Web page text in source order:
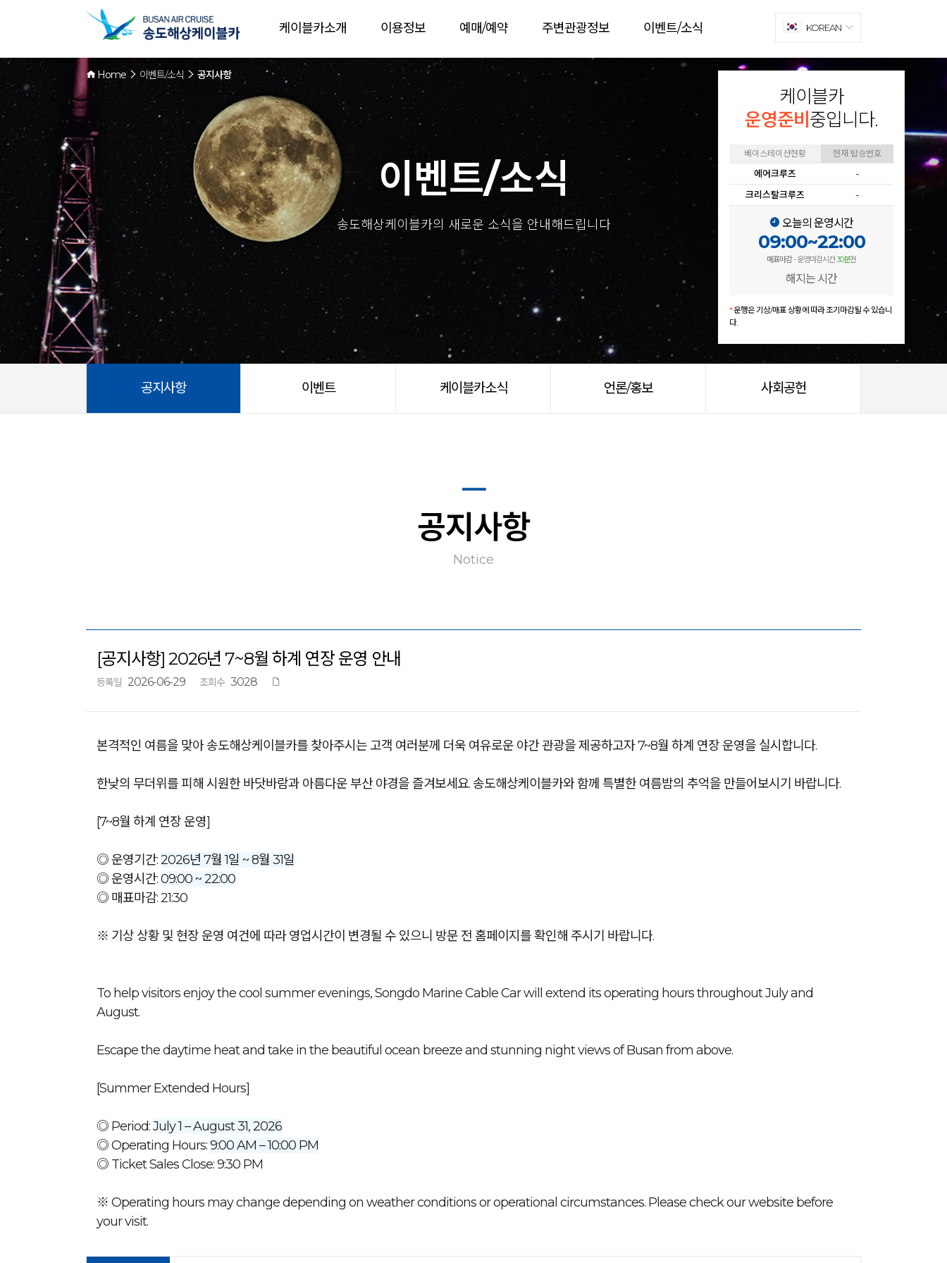
케이블카
운영준비 중입니다.
베이스테이션현황 현재 탑승번호
에어크루즈
-
크리스탈크루즈
-
오늘의 운영시간
09:00~22:00
매표마감- 운영마감시간30분전
해지는 시간
*운행은 기상/매표 상황에 따라 조기마감될 수 있습니
다.
케이블카소개 이용정보 예매/예약 주변관광정보 이벤트/소식 KOREAN
Home 이벤트/소식 공지사항
이벤트/소식
송도해상케이블카의 새로운 소식을 안내해드립니다
공지사항 이벤트 케이블카소식 언론/홍보 사회공헌
공지사항
Notice
[공지사항] 2026년 7~8월 하계 연장 운영 안내
등록일 2026-06-29 조회수 3028
본격적인 여름을 맞아 송도해상케이블카를 찾아주시는 고객 여러분께 더욱 여유로운 야간 관광을 제공하고자 7~8월 하계 연장 운영을 실시합니다.
한낮의 무더위를 피해 시원한 바닷바람과 아름다운 부산 야경을 즐겨보세요. 송도해상케이블카와 함께 특별한 여름밤의 추억을 만들어보시기 바랍니다.
[7~8월 하계 연장 운영]
◎ 운영기간:2026년 7월 1일 ~ 8월 31일
◎ 운영시간:09:00 ~ 22:00
◎ 매표마감: 21:30
※ 기상 상황 및 현장 운영 여건에 따라 영업시간이 변경될 수 있으니 방문 전 홈페이지를 확인해 주시기 바랍니다.
To help visitors enjoy the cool summer evenings, Songdo Marine Cable Car will extend its operating hours throughout July and
August.
Escape the daytime heat and take in the beautiful ocean breeze and stunning night views of Busan from above.
[Summer Extended Hours]
◎ Period:July 1 – August 31, 2026
◎ Operating Hours:9:00 AM – 10:00 PM
◎ Ticket Sales Close: 9:30 PM
※ Operating hours may change depending on weather conditions or operational circumstances. Please check our website before
your visit.